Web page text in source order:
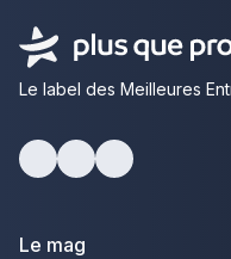
Le label des Meilleures
Le mag